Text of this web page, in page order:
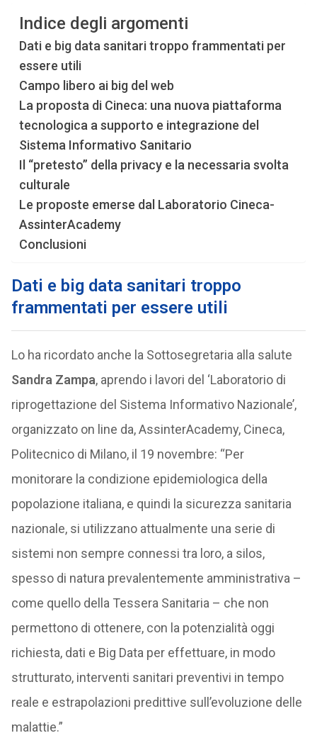
Indice degli argomenti
Dati e big data sanitari troppo frammentati per
essere utili
Campo libero ai big del web
La proposta di Cineca: una nuova piattaforma
tecnologica a supporto e integrazione del
Sistema Informativo Sanitario
Il “pretesto” della privacy e la necessaria svolta
culturale
Le proposte emerse dal Laboratorio Cineca-
AssinterAcademy
Conclusioni
Dati e big data sanitari troppo
frammentati per essere utili
Lo ha ricordato anche la Sottosegretaria alla salute
Sandra Zampa, aprendo i lavori del ‘Laboratorio di
riprogettazione del Sistema Informativo Nazionale’,
organizzato on line da, AssinterAcademy, Cineca,
Politecnico di Milano, il 19 novembre: “Per
monitorare la condizione epidemiologica della
popolazione italiana, e quindi la sicurezza sanitaria
nazionale, si utilizzano attualmente una serie di
sistemi non sempre connessi tra loro, a silos,
spesso di natura prevalentemente amministrativa –
come quello della Tessera Sanitaria – che non
permettono di ottenere, con la potenzialità oggi
richiesta, dati e Big Data per effettuare, in modo
strutturato, interventi sanitari preventivi in tempo
reale e estrapolazioni predittive sull’evoluzione delle
malattie.”